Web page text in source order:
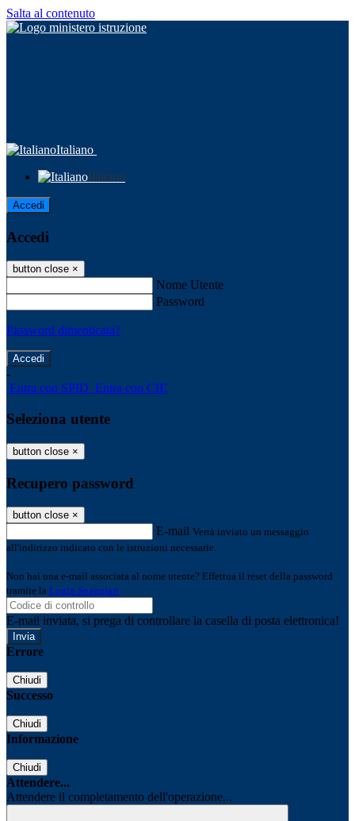
Salta al contenuto
Italiano
Italiano
Accedi
Accedi
button close ×
Nome Utente
Password
Password dimenticata?
-
Entra con SPID Entra con CIE
Seleziona utente
button close ×
Recupero password
button close ×
E-mail Verrà inviato un messaggio
all'indirizzo indicato con le istruzioni necessarie.
Non hai una e-mail associata al nome utente? Effettua il reset della password
tramite la Login Spaggiari
E-mail inviata, si prega di controllare la casella di posta elettronica!
Errore
Chiudi
Successo
Chiudi
Informazione
Chiudi
Attendere...
Attendere il completamento dell'operazione...